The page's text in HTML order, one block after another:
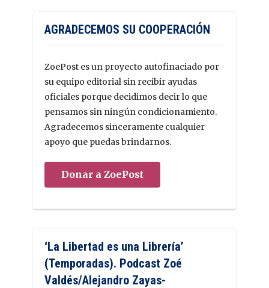
AGRADECEMOS SU COOPERACIÓN
ZoePost es un proyecto autofinaciado por
su equipo editorial sin recibir ayudas
oficiales porque decidimos decir lo que
pensamos sin ningún condicionamiento.
Agradecemos sinceramente cualquier
apoyo que puedas brindarnos.
Donar a ZoePost
‘La Libertad es una Librería’
(Temporadas). Podcast Zoé
Valdés/Alejandro Zayas-